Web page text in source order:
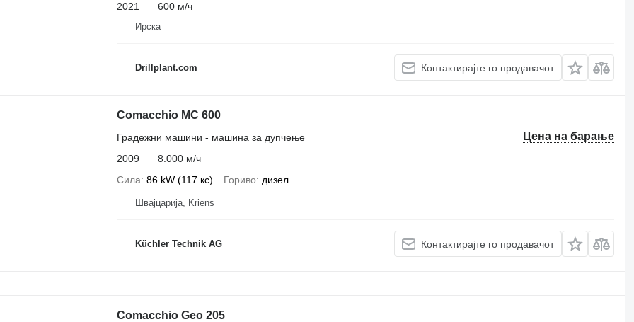
2021
600 м/ч
Ирска
Drillplant.com Контактирајте го продавачот
Comacchio MC 600
Цена на барање
Градежни машини - машина за дупчење
2009
8.000 м/ч
Сила 86 kW (117 кс) Гориво дизел
Швајцарија, Kriens
Küchler Technik AG Контактирајте го продавачот
Comacchio Geo 205